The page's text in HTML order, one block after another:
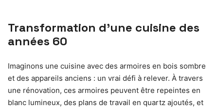
Transformation d’une cuisine des
années 60
Imaginons une cuisine avec des armoires en bois sombre
et des appareils anciens : un vrai défi à relever. À travers
une rénovation, ces armoires peuvent être repeintes en
blanc lumineux, des plans de travail en quartz ajoutés, et